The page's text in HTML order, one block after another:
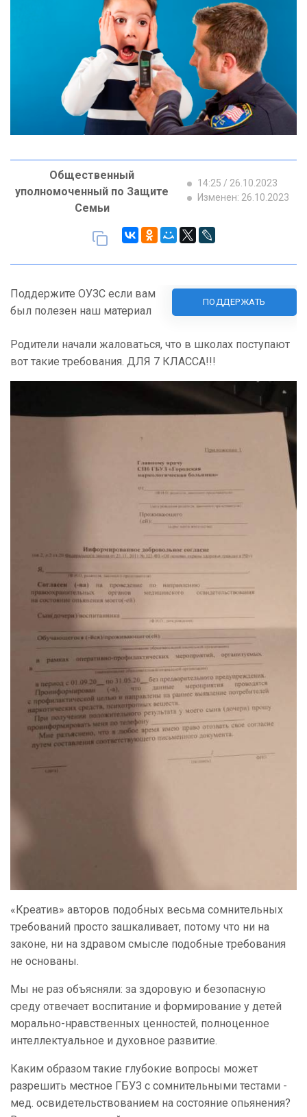
Общественный
уполномоченный по Защите
Семьи
14:25 / 26.10.2023
Изменен: 26.10.2023
Поддержите ОУЗС если вам
был полезен наш материал
ПОДДЕРЖАТЬ
Родители начали жаловаться, что в школах поступают
вот такие требования. ДЛЯ 7 КЛАССА!!!
«Креатив» авторов подобных весьма сомнительных
требований просто зашкаливает, потому что ни на
законе, ни на здравом смысле подобные требования
не основаны.
Мы не раз объясняли: за здоровую и безопасную
среду отвечает воспитание и формирование у детей
морально-нравственных ценностей, полноценное
интеллектуальное и духовное развитие.
Каким образом такие глубокие вопросы может
разрешить местное ГБУЗ с сомнительными тестами -
мед. освидетельствованием на состояние опьянения?